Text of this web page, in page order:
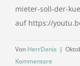
mieter-soll-der-
auf https://
Von HerrDenis |
Kommentare